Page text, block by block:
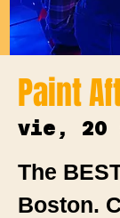
Paint
vie, 20
The
Boston.